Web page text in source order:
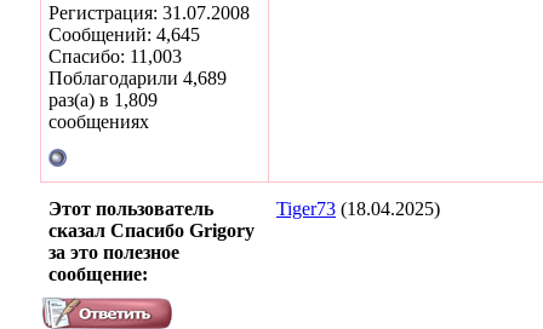
Регистрация: 31.07.2008
Сообщений: 4,645
Спасибо: 11,003
Поблагодарили 4,689
раз(а) в 1,809
сообщениях
Этот пользователь
сказал Спасибо Grigory
за это полезное
сообщение:
Tiger73 (18.04.2025)